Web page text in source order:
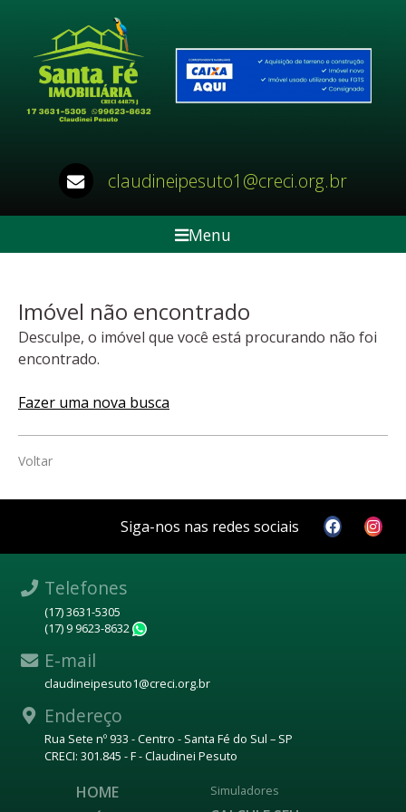
claudineipesuto1@creci.org.br
Menu
Imóvel não encontrado
Desculpe, o imóvel que você está procurando não foi
encontrado.
Fazer uma nova busca
Voltar
Siga-nos nas redes sociais
Telefones
(17) 3631-5305
(17) 9 9623-8632
E-mail
claudineipesuto1@creci.org.br
Endereço
Rua Sete nº 933 - Centro - Santa Fé do Sul – SP
CRECI: 301.845 - F - Claudinei Pesuto
HOME
Simuladores